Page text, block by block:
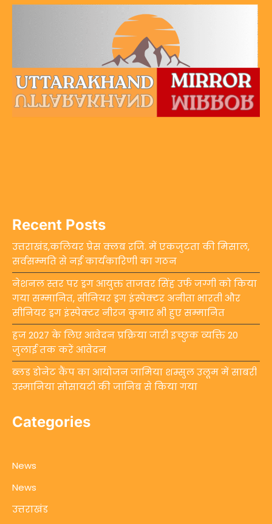
Recent Posts
उत्तराखंड,कलियर प्रेस क्लब रजि. में एकजुटता की मिसाल,
सर्वसम्मति से नई कार्यकारिणी का गठन
नेशनल स्तर पर ड्रग आयुक्त ताजवर सिंह उर्फ जग्गी को किया
गया सम्मानित, सीनियर ड्रग इंस्पेक्टर अनीता भारती और
सीनियर ड्रग इंस्पेक्टर नीरज कुमार भी हुए सम्मानित
हज 2027 के लिए आवेदन प्रक्रिया जारी इच्छुक व्यक्ति 20
जुलाई तक करें आवेदन
ब्लड डोनेट कैंप का आयोजन जामिया शम्सुल उलूम में साबरी
उस्मानिया सोसायटी की जानिब से किया गया
Categories
News
News
उत्तराखंड